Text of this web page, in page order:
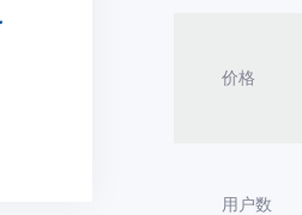
价格
用户数